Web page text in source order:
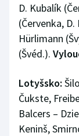
D. Kubalík
(Červenka, D.
Hürlimann
(Švéd.).
Lotyšsko:
Čukste,
Balcers –
Keninš,